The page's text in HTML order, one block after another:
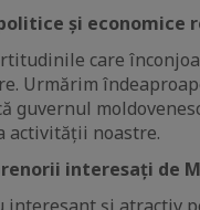
și economice
care
Urmărim
guvernul
activității noastre.
interesați de
și atractiv